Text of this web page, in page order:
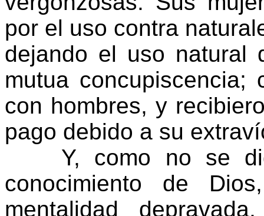
por el uso contra
dejando el uso natural
mutua concupiscencia;
con hombres, y
pago debido a su
Y, como no se
conocimiento de
mentalidad